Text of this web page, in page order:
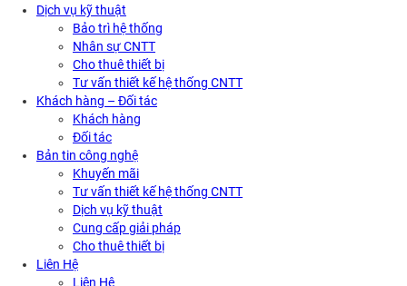
Dịch vụ kỹ thuật
Bảo trì hệ thống
Nhân sự CNTT
Cho thuê thiết bị
Tư vấn thiết kế hệ thống CNTT
Khách hàng – Đối tác
Khách hàng
Đối tác
Bản tin công nghệ
Khuyến mãi
Tư vấn thiết kế hệ thống CNTT
Dịch vụ kỹ thuật
Cung cấp giải pháp
Cho thuê thiết bị
Liên Hệ
Liên Hệ